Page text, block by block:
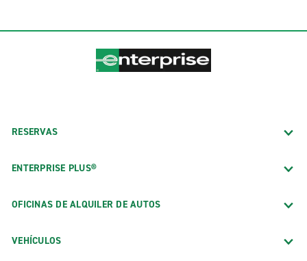
RESERVAS
ENTERPRISE PLUS®
OFICINAS DE ALQUILER DE AUTOS
VEHÍCULOS